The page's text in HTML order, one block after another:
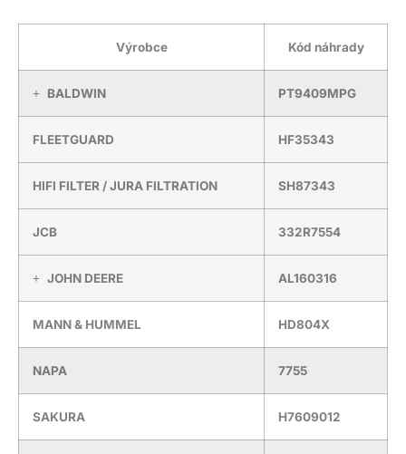
Výrobce Kód náhrady
BALDWIN PT9409MPG
FLEETGUARD HF35343
HIFI FILTER / JURA FILTRATION SH87343
JCB 332R7554
JOHN DEERE AL160316
MANN & HUMMEL HD804X
NAPA 7755
SAKURA H7609012